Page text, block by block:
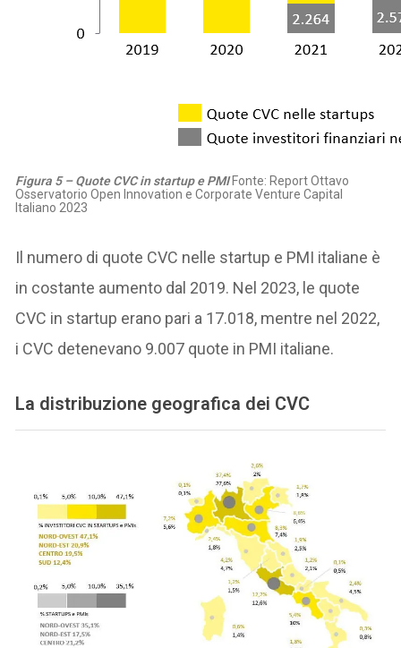
Figura 5 – Quote CVC in startup e PMIFonte: Report Ottavo
Osservatorio Open Innovation e Corporate Venture Capital
Italiano 2023
Il numero di quote CVC nelle startup e PMI italiane è
in costante aumento dal 2019. Nel 2023, le quote
CVC in startup erano pari a 17.018, mentre nel 2022,
i CVC detenevano 9.007 quote in PMI italiane.
La distribuzione geografica dei CVC